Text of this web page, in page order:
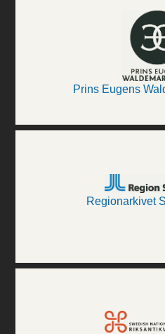
Prins Eugens
Regionarkivet